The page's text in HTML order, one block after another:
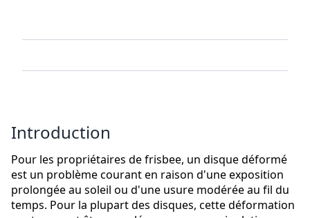
Introduction
Pour les propriétaires de frisbee, un disque déformé
est un problème courant en raison d'une exposition
prolongée au soleil ou d'une usure modérée au fil du
temps. Pour la plupart des disques, cette déformation